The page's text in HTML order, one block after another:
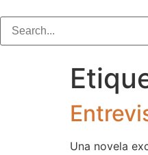
Una novela